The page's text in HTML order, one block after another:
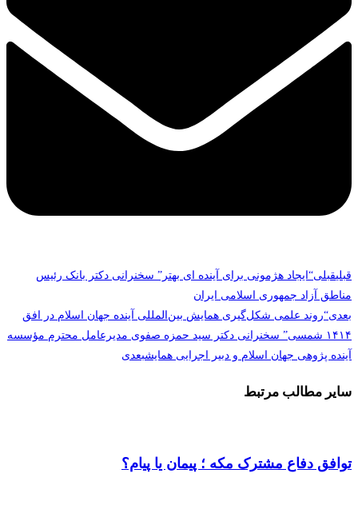
قبلیقبلی“ایجاد هژمونی برای آینده ای بهتر” سخنرانی دکتر بانک رئیس
مناطق آزاد جمهوری اسلامی ایران
بعدی“روند علمی شکل‌گیری همایش بین‌المللی آینده جهان اسلام در افق
۱۴۱۴ شمسی” سخنرانی دکتر سید حمزه صفوی مدیرعامل محترم مؤسسه
آینده پژوهی جهان اسلام و دبیر اجرایی همایشبعدی
سایر مطالب مرتبط
توافق دفاع مشترک مکه ؛ پیمان یا پیام؟